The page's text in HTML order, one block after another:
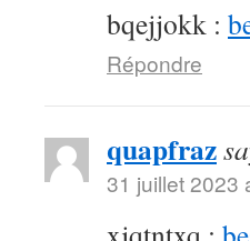
bqejjokk :
Répondre
quapfraz
31 juillet 2023